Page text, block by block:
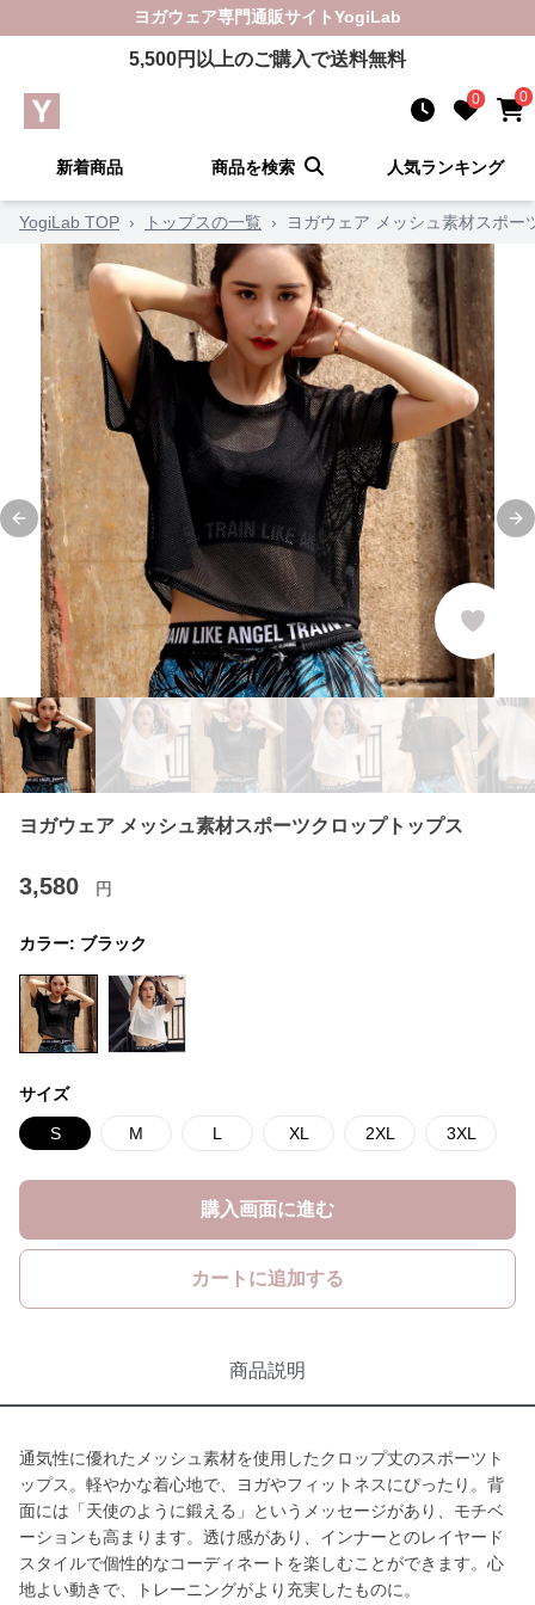
ヨガウェア専門通販サイトYogiLab
5,500円以上のご購入で送料無料
0 0
新着商品 商品を検索 人気ランキング
YogiLab TOP › トップスの一覧 › ヨガウェア メッシュ素材スポー
Previous slide
ヨガウェア メッシュ素材スポーツクロップトップス
3,580 円
カラー: ブラック
サイズ
S M L XL 2XL 3XL
購入画面に進む
カートに追加する
商品説明
通気性に優れたメッシュ素材を使用したクロップ丈のスポーツト
ップス。軽やかな着心地で、ヨガやフィットネスにぴったり。背
面には「天使のように鍛える」というメッセージがあり、モチベ
ーションも高まります。透け感があり、インナーとのレイヤード
スタイルで個性的なコーディネートを楽しむことができます。心
地よい動きで、トレーニングがより充実したものに。